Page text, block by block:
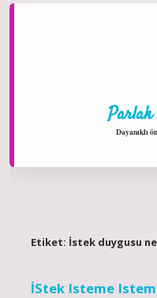
Dayanıklı
Etiket: İstek duygusu
İStek Isteme